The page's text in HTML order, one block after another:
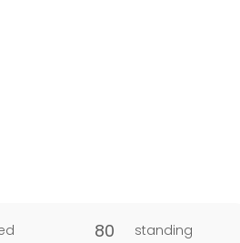
80 standing